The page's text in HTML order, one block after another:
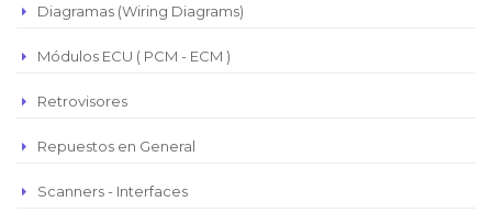
Diagramas (Wiring Diagrams)
Módulos ECU ( PCM - ECM )
Retrovisores
Repuestos en General
Scanners - Interfaces